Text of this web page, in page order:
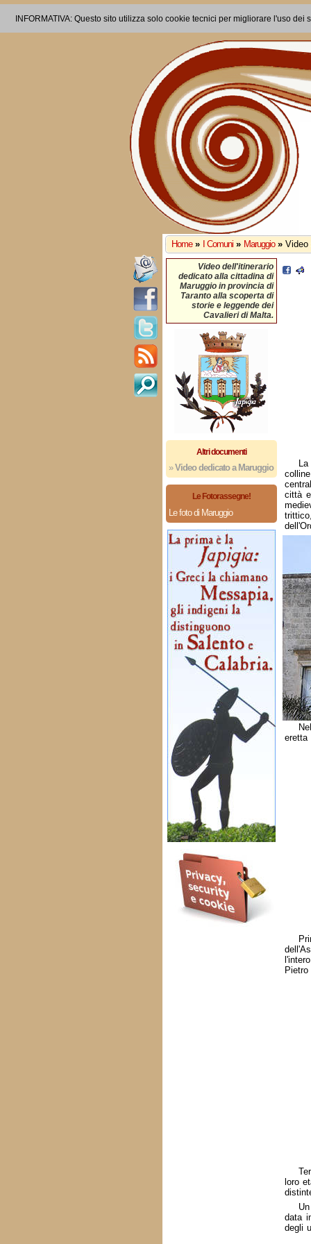
INFORMATIVA: Questo sito utilizza solo cookie tecnici per migliorare l'uso
Home » I Comuni » Maruggio » Video
Video dell'itinerario
dedicato alla cittadina di
Maruggio in provincia di
Taranto alla scoperta di
storie e leggende dei
Cavalieri di Malta.
Altri documenti
»Video dedicato a Maruggio
Le Fotorassegne!
Le foto di Maruggio
città
eretta
loro
data
degli